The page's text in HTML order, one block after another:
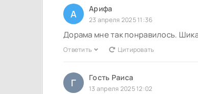
А Арифа
23 апреля 2025 11:36
Дорама мне так понравилось.
Ответить Цитировать
Г Гость Раиса
13 апреля 2025 12:02